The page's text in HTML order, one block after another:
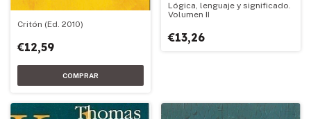
Critón (Ed. 2010)
€12,59
Lógica, lenguaje y significado.
Volumen II
€13,26